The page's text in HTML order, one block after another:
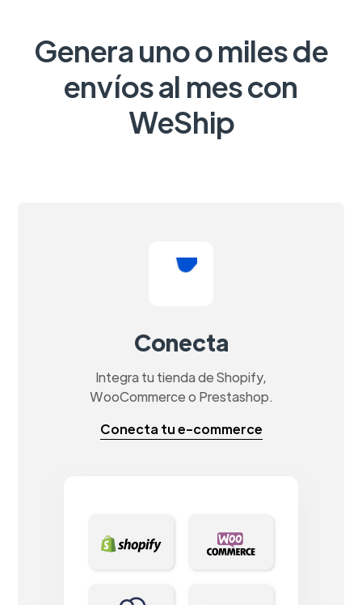
Genera uno o miles de
envíos al mes con
WeShip
Conecta
Integra tu tienda de Shopify,
WooCommerce o Prestashop.
Conecta tu e-commerce